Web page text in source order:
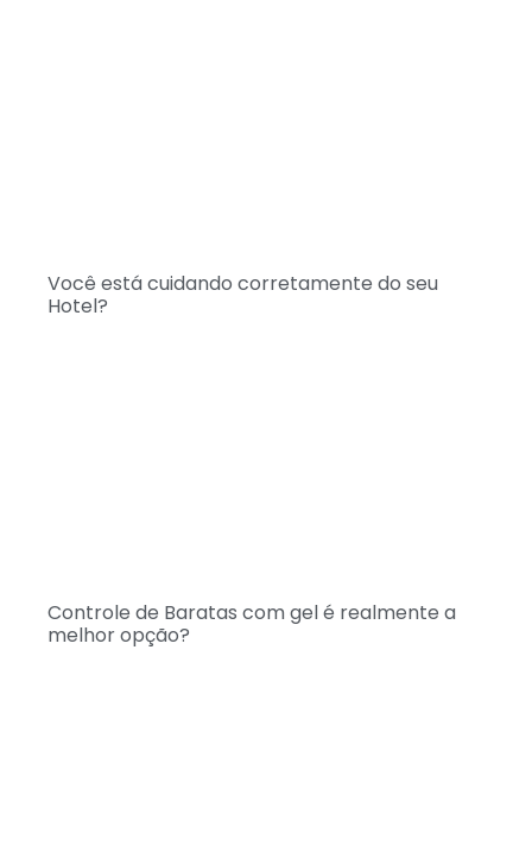
Você está cuidando corretamente do seu
Hotel?
Controle de Baratas com gel é realmente a
melhor opção?